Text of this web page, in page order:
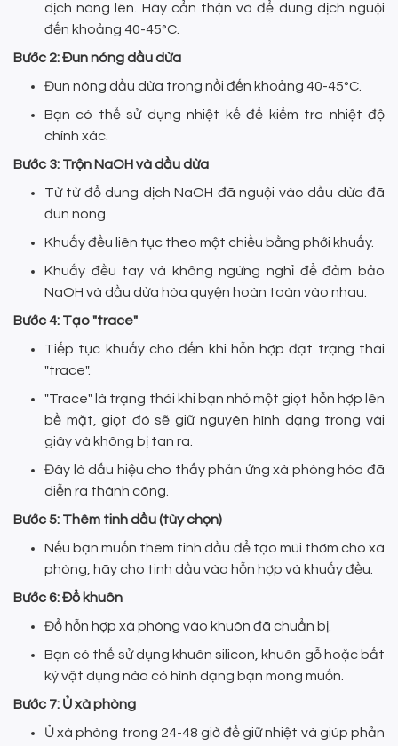
dịch nóng lên. Hãy cẩn thận và để dung dịch nguội
đến khoảng 40-45°C.
Bước 2: Đun nóng dầu dừa
Đun nóng dầu dừa trong nồi đến khoảng 40-45°C.
Bạn có thể sử dụng nhiệt kế để kiểm tra nhiệt độ
chính xác.
Bước 3: Trộn NaOH và dầu dừa
Từ từ đổ dung dịch NaOH đã nguội vào dầu dừa đã
đun nóng.
Khuấy đều liên tục theo một chiều bằng phới khuấy.
Khuấy đều tay và không ngừng nghỉ để đảm bảo
NaOH và dầu dừa hòa quyện hoàn toàn vào nhau.
Bước 4: Tạo "trace"
Tiếp tục khuấy cho đến khi hỗn hợp đạt trạng thái
"trace".
"Trace" là trạng thái khi bạn nhỏ một giọt hỗn hợp lên
bề mặt, giọt đó sẽ giữ nguyên hình dạng trong vài
giây và không bị tan ra.
Đây là dấu hiệu cho thấy phản ứng xà phòng hóa đã
diễn ra thành công.
Bước 5: Thêm tinh dầu (tùy chọn)
Nếu bạn muốn thêm tinh dầu để tạo mùi thơm cho xà
phòng, hãy cho tinh dầu vào hỗn hợp và khuấy đều.
Bước 6: Đổ khuôn
Đổ hỗn hợp xà phòng vào khuôn đã chuẩn bị.
Bạn có thể sử dụng khuôn silicon, khuôn gỗ hoặc bất
kỳ vật dụng nào có hình dạng bạn mong muốn.
Bước 7: Ủ xà phòng
Ủ xà phòng trong 24-48 giờ để giữ nhiệt và giúp phản